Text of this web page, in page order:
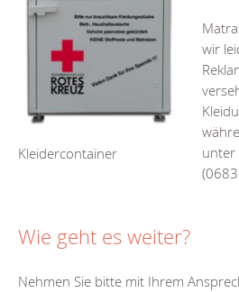
Kleidercontainer
wir
unter
Wie geht es weiter?
Nehmen Sie bitte mit Ihrem